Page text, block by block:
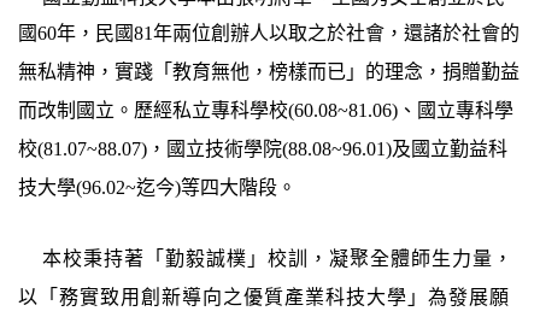
國60年 ，民國81年兩位創辦人以取之於社會，還諸於社會的
無私精神，實踐「教育無他，榜樣而已」的理念，捐贈勤益
而改制國立。歷經私立專科學校(60.08~81.06)、國立專科學
校(81.07~88.07)，國立技術學院(88.08~96.01)及國立勤益科
技大學(96.02~迄今)等四大階段 。
本校秉持著「勤毅誠樸」校訓，凝聚全體師生力量，
以「務實致用創新導向之優質產業科技大學」為發展願